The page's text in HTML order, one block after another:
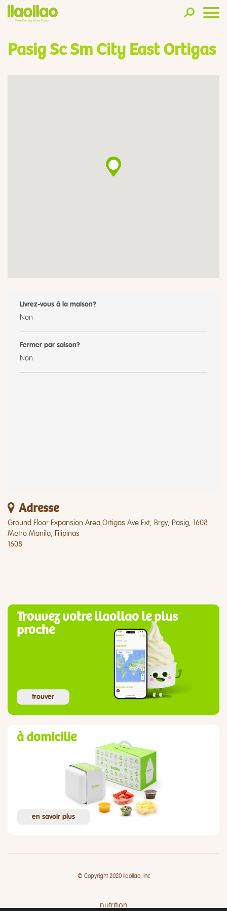
Pasig Sc Sm City East Ortigas
Livrez-vous à la maison?
Non
Fermer par saison?
Non
Adresse
Ground Floor Expansion Area,Ortigas Ave Ext, Brgy, Pasig, 1608
Metro Manila, Filipinas
1608
Trouvez votre llaollao le plus
proche
trouver
à domicilie
en savoir plus
© Copyright 2020 llaollao, Inc
nutrition